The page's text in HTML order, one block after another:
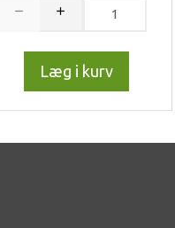
Læg i kurv